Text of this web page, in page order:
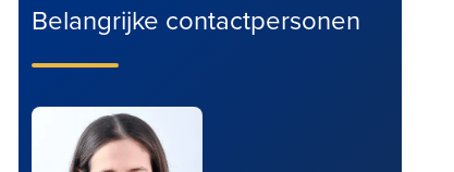
Belangrijke contactpersonen